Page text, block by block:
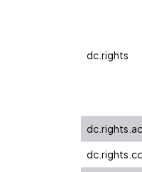
dc.rights